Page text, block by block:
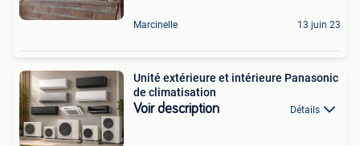
Marcinelle 13 juin 23
Unité extérieure et intérieure Panasonic
de climatisation
Voir description Détails